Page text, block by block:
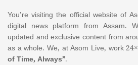
You’re visiting the official website of
digital news platform from Assam.
updated and exclusive content from
as a whole. We, at Asom Live, work
of Time, Always”.